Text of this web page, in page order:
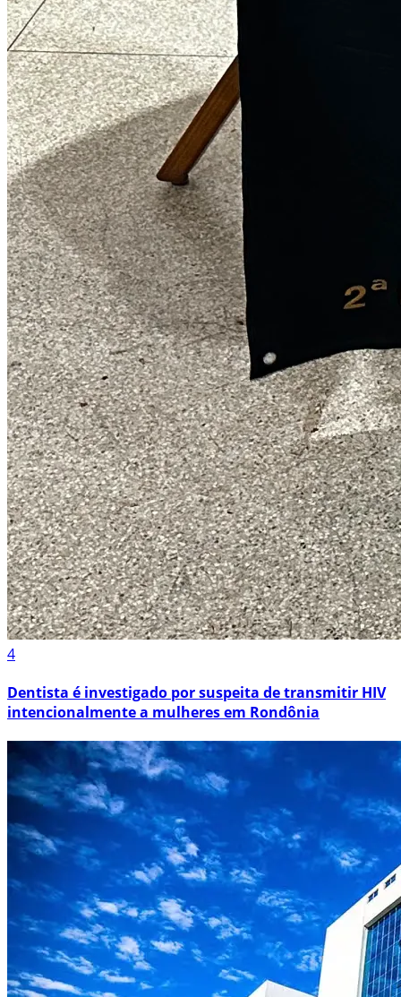
4
Dentista é investigado por suspeita de transmitir HIV
intencionalmente a mulheres em Rondônia